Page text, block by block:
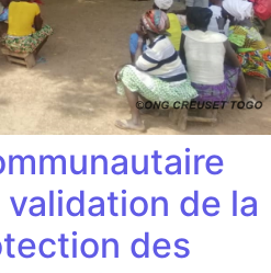
de la
des